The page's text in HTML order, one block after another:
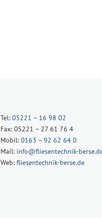
Tel: 05221 – 16 98 02
Fax: 05221 – 27 61 76 4
Mobil: 0163 – 92 62 64 0
Mail: info@fliesentechnik-
Web: fliesentechnik-berse.de